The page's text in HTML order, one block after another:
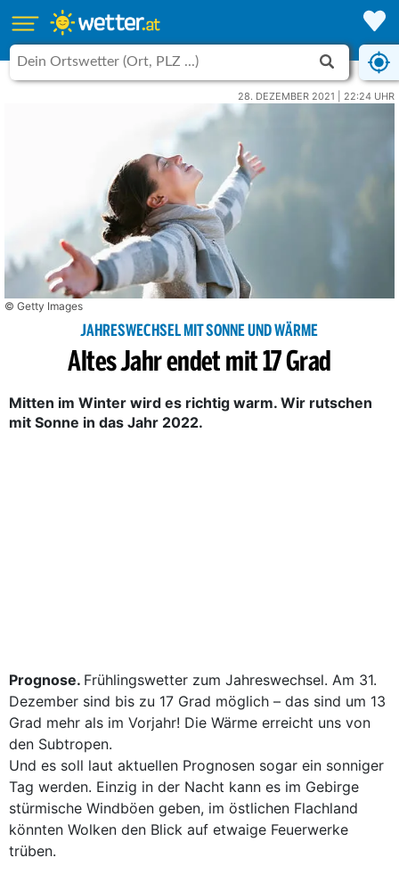
28. DEZEMBER 2021 | 22:24 UHR
© Getty Images
JAHRESWECHSEL MIT SONNE UND WÄRME
Altes Jahr endet mit 17 Grad
Mitten im Winter wird es richtig warm. Wir rutschen
mit Sonne in das Jahr 2022.
Prognose. Frühlingswetter zum Jahreswechsel. Am 31.
Dezember sind bis zu 17 Grad möglich – das sind um 13
Grad mehr als im Vorjahr! Die Wärme erreicht uns von
den Subtropen.
Und es soll laut aktuellen Prognosen sogar ein sonniger
Tag werden. Einzig in der Nacht kann es im Gebirge
stürmische Windböen geben, im östlichen Flachland
könnten Wolken den Blick auf etwaige Feuerwerke
trüben.